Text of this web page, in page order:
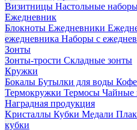
Визитницы Настольные
Ежедневник
Блокноты Ежедневники
ежедневника Наборы с
Зонты
Зонты-трости Складные зонты
Кружки
Бокалы Бутылки для воды
Термокружки Термосы Чайные
Наградная продукция
Kристаллы Кубки Медали
кубки